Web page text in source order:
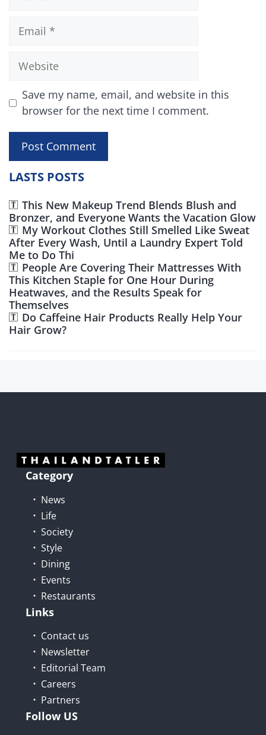
Email
Website
Save my name, email, and website in this
browser for the next time I comment.
LASTS POSTS
This New Makeup Trend Blends Blush and
Bronzer, and Everyone Wants the Vacation Glow
My Workout Clothes Still Smelled Like Sweat
After Every Wash, Until a Laundry Expert Told
Me to Do Thi
People Are Covering Their Mattresses With
This Kitchen Staple for One Hour During
Heatwaves, and the Results Speak for
Themselves
Do Caffeine Hair Products Really Help Your
Hair Grow?
Category
News
Life
Society
Style
Dining
Events
Restaurants
Links
Contact us
Newsletter
Editorial Team
Careers
Partners
Follow US